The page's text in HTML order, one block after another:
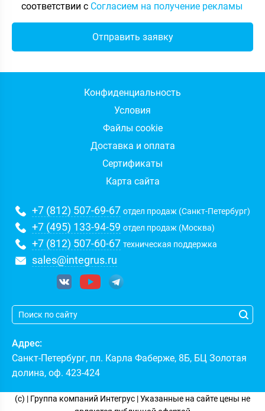
соответствии с Согласием на получение рекламы
Конфиденциальность
Условия
Файлы cookie
Доставка и оплата
Сертификаты
Карта сайта
+7 (812) 507-69-67 отдел продаж (Санкт-Петербург)
+7 (495) 133-94-59 отдел продаж (Москва)
+7 (812) 507-60-67 техническая поддержка
sales@integrus.ru
Адрес:
Санкт-Петербург, пл. Карла Фаберже, 8Б, БЦ Золотая
долина, оф. 423-424
(c) | Группа компаний Интегрус | Указанные на сайте цены не